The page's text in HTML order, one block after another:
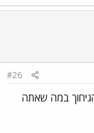
#26
במה שאתה